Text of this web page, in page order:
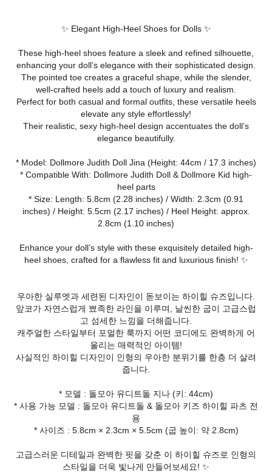
✨ Elegant High-Heel Shoes for Dolls ✨
These high-heel shoes feature a sleek and refined silhouette,
enhancing your doll’s elegance with their sophisticated design.
The pointed toe creates a graceful shape, while the slender,
well-crafted heels add a touch of luxury and realism.
Perfect for both casual and formal outfits, these versatile heels
elevate any style effortlessly!
Their realistic, sexy high-heel design accentuates the doll’s
elegance beautifully.
* Model: Dollmore Judith Doll Jina (Height: 44cm / 17.3 inches)
* Compatible With: Dollmore Judith Doll & Dollmore Kid high-
heel parts
* Size: Length: 5.8cm (2.28 inches) / Width: 2.3cm (0.91
inches) / Height: 5.5cm (2.17 inches) / Heel Height: approx.
2.8cm (1.10 inches)
Enhance your doll’s style with these exquisitely detailed high-
heel shoes, crafted for a flawless fit and luxurious finish! ✨
우아한 실루엣과 세련된 디자인이 돋보이는 하이힐 슈즈입니다.
앞코가 자연스럽게 뾰족한 라인을 이루며, 날씬한 굽이 고급스럽
고 섬세한 느낌을 더해줍니다.
캐주얼한 스타일부터 포멀한 룩까지 어떤 코디에도 완벽하게 어
울리는 매력적인 아이템!
사실적인 하이힐 디자인이 인형의 우아한 분위기를 한층 더 살려
줍니다.
* 모델 : 돌모아 유디트돌 지나 (키: 44cm)
* 사용 가능 모델 : 돌모아 유디트돌 & 돌모아 키즈 하이힐 파츠 전
용
* 사이즈 : 5.8cm × 2.3cm × 5.5cm (굽 높이: 약 2.8cm)
고급스러운 디테일과 완벽한 핏을 갖춘 이 하이힐 슈즈로 인형의
스타일을 더욱 빛나게 만들어보세요! ✨